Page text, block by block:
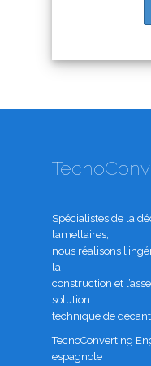
Spécialistes de la
lamellaires,
nous réalisons
la
construction et
solution
technique de
TecnoConverting
espagnole